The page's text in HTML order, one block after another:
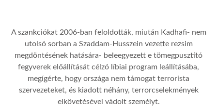
A szankciókat 2006-ban feloldották, miután Kadhafi- nem
utolsó sorban a Szaddam-Husszein vezette rezsim
megdöntésének hatására- beleegyezett e tömegpusztító
fegyverek előállítását célzó líbiai program leállításába,
megígérte, hogy országa nem támogat terrorista
szervezeteket, és kiadott néhány, terrorcselekmények
elkövetésével vádolt személyt.